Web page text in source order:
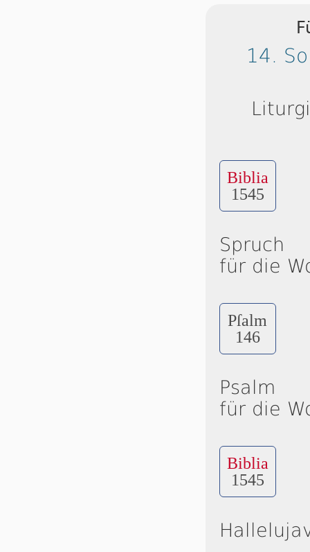
14.
Biblia
1545
Spruch
für die
Pſalm
146
Psalm
für die
Biblia
1545